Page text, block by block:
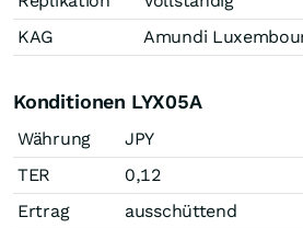
KAG
Amundi
Konditionen LYX05A
Währung
JPY
TER
0,12
Ertrag
ausschüttend